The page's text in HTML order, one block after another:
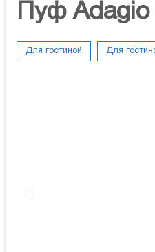
Пуф Adagio
Для гостиной Для